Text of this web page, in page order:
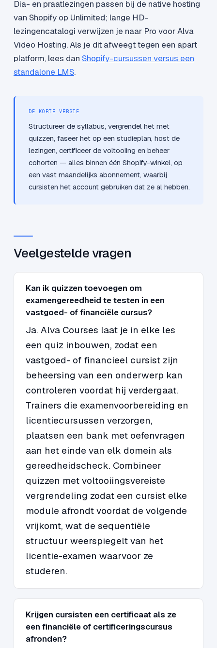
Dia- en praatlezingen passen bij de native hosting
van Shopify op Unlimited; lange HD-
lezingencatalogi verwijzen je naar Pro voor Alva
Video Hosting. Als je dit afweegt tegen een apart
platform, lees dan Shopify-cursussen versus een
standalone LMS.
DE KORTE VERSIE
Structureer de syllabus, vergrendel het met
quizzen, faseer het op een studieplan, host de
lezingen, certificeer de voltooiing en beheer
cohorten — alles binnen één Shopify-winkel, op
een vast maandelijks abonnement, waarbij
cursisten het account gebruiken dat ze al hebben.
Veelgestelde vragen
Kan ik quizzen toevoegen om
examengereedheid te testen in een
vastgoed- of financiële cursus?
Ja. Alva Courses laat je in elke les
een quiz inbouwen, zodat een
vastgoed- of financieel cursist zijn
beheersing van een onderwerp kan
controleren voordat hij verdergaat.
Trainers die examenvoorbereiding en
licentiecursussen verzorgen,
plaatsen een bank met oefenvragen
aan het einde van elk domein als
gereedheidscheck. Combineer
quizzen met voltooiingsvereiste
vergrendeling zodat een cursist elke
module afrondt voordat de volgende
vrijkomt, wat de sequentiële
structuur weerspiegelt van het
licentie-examen waarvoor ze
studeren.
Krijgen cursisten een certificaat als ze
een financiële of certificeringscursus
afronden?